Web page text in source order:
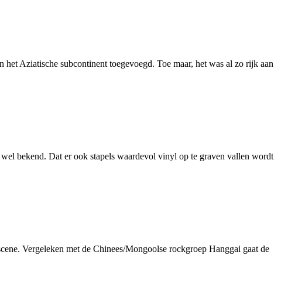
Aziatische subcontinent toegevoegd. Toe maar, het was al zo rijk aan
bekend. Dat er ook stapels waardevol vinyl op te graven vallen wordt
Vergeleken met de Chinees/Mongoolse rockgroep Hanggai gaat de